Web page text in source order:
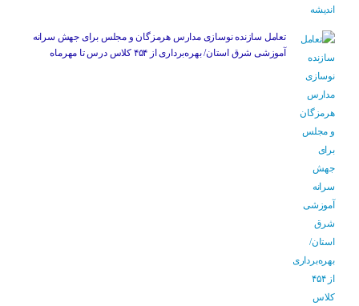
تعامل سازنده نوسازی مدارس هرمزگان و مجلس برای جهش سرانه
آموزشی شرق استان/ بهره‌برداری از ۴۵۴ کلاس درس تا مهرماه